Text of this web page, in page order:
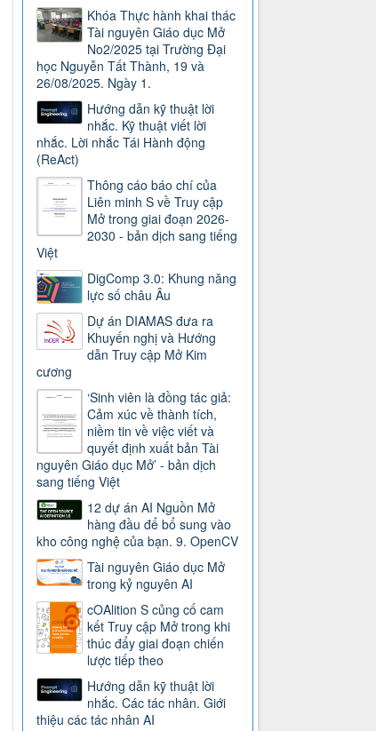
Khóa Thực hành khai thác
Tài nguyên Giáo dục Mở
No2/2025 tại Trường Đại
học Nguyễn Tất Thành, 19 và
26/08/2025. Ngày 1.
Hướng dẫn kỹ thuật lời
nhắc. Kỹ thuật viết lời
nhắc. Lời nhắc Tái Hành động
(ReAct)
Thông cáo báo chí của
Liên minh S về Truy cập
Mở trong giai đoạn 2026-
2030 - bản dịch sang tiếng
Việt
DigComp 3.0: Khung năng
lực số châu Âu
Dự án DIAMAS đưa ra
Khuyến nghị và Hướng
dẫn Truy cập Mở Kim
cương
‘Sinh viên là đồng tác giả:
Cảm xúc về thành tích,
niềm tin về việc viết và
quyết định xuất bản Tài
nguyên Giáo dục Mở’ - bản dịch
sang tiếng Việt
12 dự án AI Nguồn Mở
hàng đầu để bổ sung vào
kho công nghệ của bạn. 9. OpenCV
Tài nguyên Giáo dục Mở
trong kỷ nguyên AI
cOAlition S củng cố cam
kết Truy cập Mở trong khi
thúc đẩy giai đoạn chiến
lược tiếp theo
Hướng dẫn kỹ thuật lời
nhắc. Các tác nhân. Giới
thiệu các tác nhân AI